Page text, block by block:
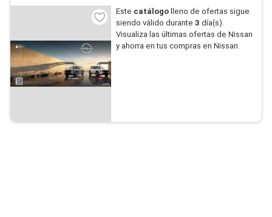
Este catálogo lleno de ofertas sigue
siendo válido durante 3 día(s).
Visualiza las últimas ofertas de Nissan
y ahorra en tus compras en Nissan.